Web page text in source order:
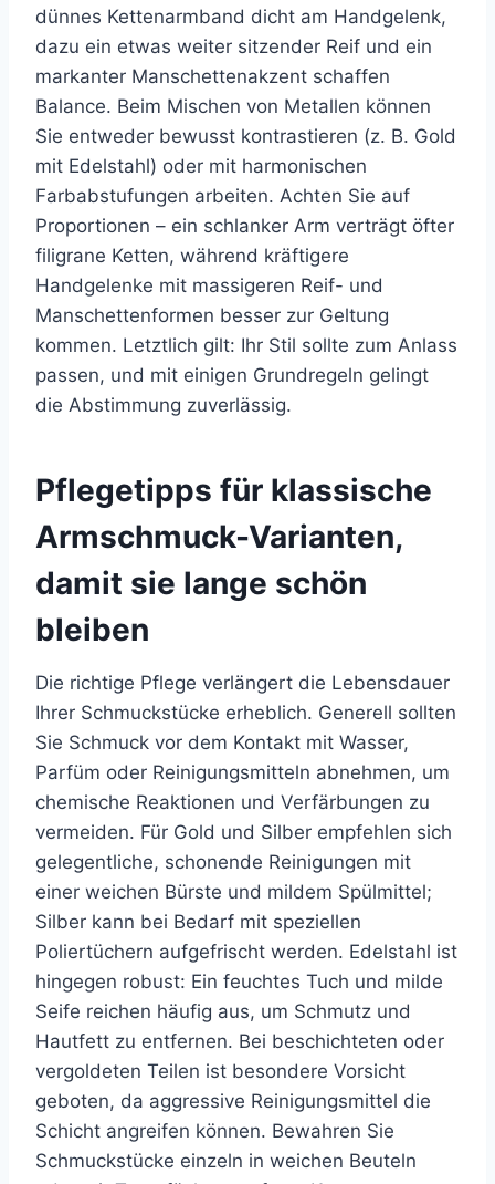
dünnes Kettenarmband dicht am Handgelenk,
dazu ein etwas weiter sitzender Reif und ein
markanter Manschettenakzent schaffen
Balance. Beim Mischen von Metallen können
Sie entweder bewusst kontrastieren (z. B. Gold
mit Edelstahl) oder mit harmonischen
Farbabstufungen arbeiten. Achten Sie auf
Proportionen – ein schlanker Arm verträgt öfter
filigrane Ketten, während kräftigere
Handgelenke mit massigeren Reif- und
Manschettenformen besser zur Geltung
kommen. Letztlich gilt: Ihr Stil sollte zum Anlass
passen, und mit einigen Grundregeln gelingt
die Abstimmung zuverlässig.
Pflegetipps für klassische
Armschmuck-Varianten,
damit sie lange schön
bleiben
Die richtige Pflege verlängert die Lebensdauer
Ihrer Schmuckstücke erheblich. Generell sollten
Sie Schmuck vor dem Kontakt mit Wasser,
Parfüm oder Reinigungsmitteln abnehmen, um
chemische Reaktionen und Verfärbungen zu
vermeiden. Für Gold und Silber empfehlen sich
gelegentliche, schonende Reinigungen mit
einer weichen Bürste und mildem Spülmittel;
Silber kann bei Bedarf mit speziellen
Poliertüchern aufgefrischt werden. Edelstahl ist
hingegen robust: Ein feuchtes Tuch und milde
Seife reichen häufig aus, um Schmutz und
Hautfett zu entfernen. Bei beschichteten oder
vergoldeten Teilen ist besondere Vorsicht
geboten, da aggressive Reinigungsmittel die
Schicht angreifen können. Bewahren Sie
Schmuckstücke einzeln in weichen Beuteln